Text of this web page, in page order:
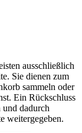
ausschließlich
Sie dienen zum
sammeln oder
Ein Rückschluss
dadurch
weitergegeben.